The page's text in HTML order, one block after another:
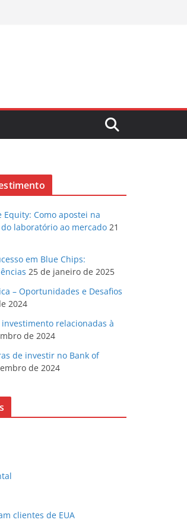
Equity: Como apostei na
laboratório ao mercado 21
em Blue Chips:
25 de janeiro de 2025
– Oportunidades e Desafios
2024
relacionadas à
de 2024
de investir no Bank of
de 2024
clientes de EUA